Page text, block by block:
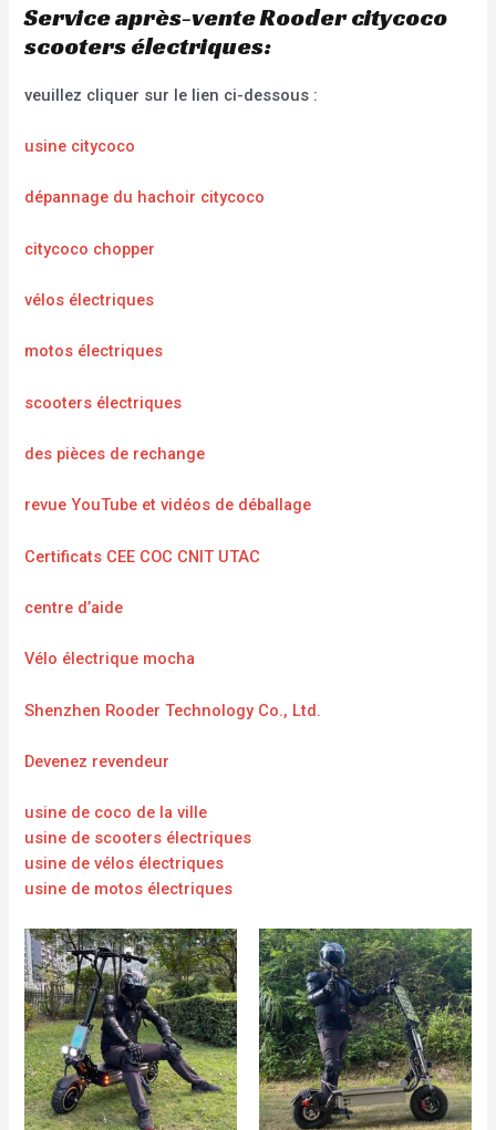
Service après-vente Rooder citycoco
scooters électriques:
veuillez cliquer sur le lien ci-dessous :
usine citycoco
dépannage du hachoir citycoco
citycoco chopper
vélos électriques
motos électriques
scooters électriques
des pièces de rechange
revue YouTube et vidéos de déballage
Certificats CEE COC CNIT UTAC
centre d’aide
Vélo électrique mocha
Shenzhen Rooder Technology Co., Ltd.
Devenez revendeur
usine de coco de la ville
usine de scooters électriques
usine de vélos électriques
usine de motos électriques